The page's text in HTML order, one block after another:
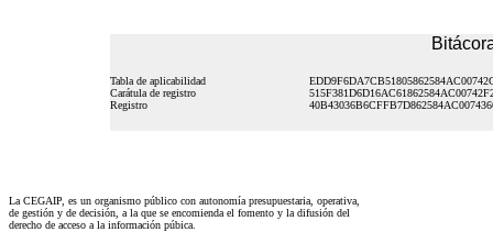
Tabla de aplicabilidad
Carátula de registro
Registro
La CEGAIP, es un organismo público con autonomía presupuestaria, operativa,
de gestión y de decisión, a la que se encomienda el fomento y la difusión del
derecho de acceso a la información púbica.